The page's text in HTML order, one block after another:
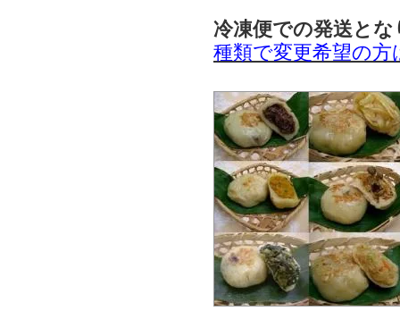
冷凍便での発送とな
種類で変更希望の